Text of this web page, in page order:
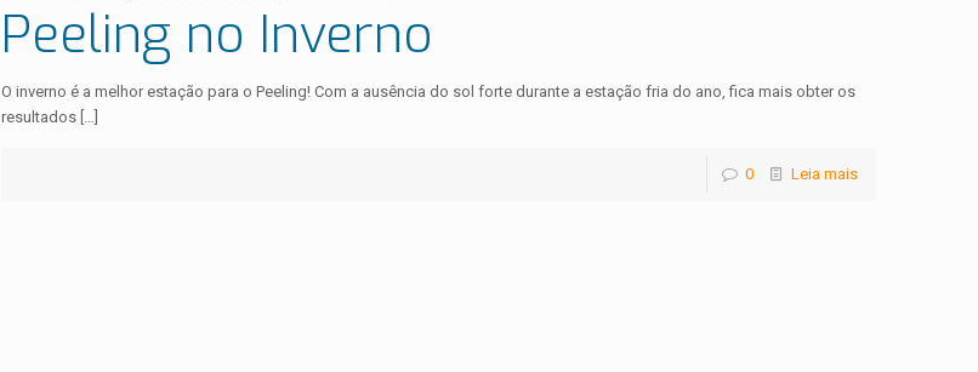
Peeling no Inverno
O inverno é a melhor estação para o Peeling! Com a ausência do sol forte durante a estação fria do ano, fica mais obter os
resultados […]
0 Leia mais